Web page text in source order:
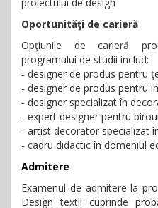
Oportunităţi de carieră
Opţiunile de carieră
programului de studii includ:
- designer de produs pentru
- designer de produs pentru
- designer specializat în
- expert designer pentru
- artist decorator specializat
- cadru didactic în domeniul
Admitere
Examenul de admitere la
Design textil cuprinde